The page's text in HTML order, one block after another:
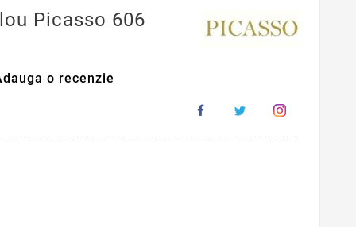
Picasso 606
o recenzie